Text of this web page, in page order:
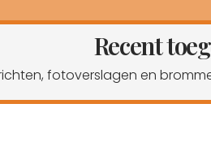
Recent
fotoverslagen en